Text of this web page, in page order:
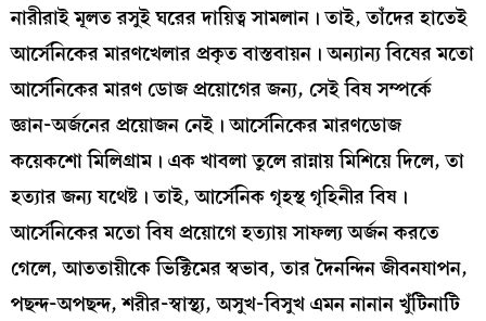
নারীরাই মূলত রসুই ঘরের দায়িত্ব সামলান। তাই, তাঁদের হাতেই
আর্সেনিকের মারণখেলার প্রকৃত বাস্তবায়ন। অন্যান্য বিষের মতো
আর্সেনিকের মারণ ডোজ প্রয়োগের জন্য, সেই বিষ সম্পর্কে
জ্ঞান-অর্জনের প্রয়োজন নেই। আর্সেনিকের মারণডোজ
কয়েকশো মিলিগ্রাম। এক খাবলা তুলে রান্নায় মিশিয়ে দিলে, তা
হত্যার জন্য যথেষ্ট। তাই, আর্সেনিক গৃহস্থ গৃহিনীর বিষ।
আর্সেনিকের মতো বিষ প্রয়োগে হত্যায় সাফল্য অর্জন করতে
গেলে, আততায়ীকে ভিক্টিমের স্বভাব, তার দৈনন্দিন জীবনযাপন,
পছন্দ-অপছন্দ, শরীর-স্বাস্থ্য, অসুখ-বিসুখ এমন নানান খুঁটিনাটি